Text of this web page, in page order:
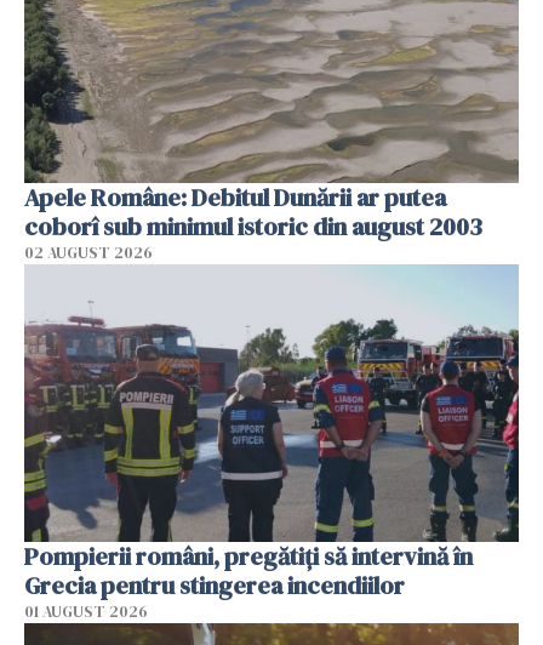
Apele Române: Debitul Dunării ar putea
coborî sub minimul istoric din august 2003
02 AUGUST 2026
Pompierii români, pregătiţi să intervină în
Grecia pentru stingerea incendiilor
01 AUGUST 2026